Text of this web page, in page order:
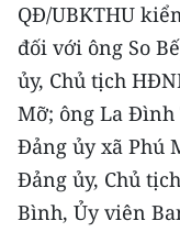
Media Pháp luật
Media Du lịch
Media Thế giới
Media Thể thao
Media Giáo dục
QĐ/UBKTHU
đối với ông So
ủy, Chủ tịch
Mỡ; ông La Đình
Đảng ủy xã Phú
Đảng ủy, Chủ
Bình, Ủy viên